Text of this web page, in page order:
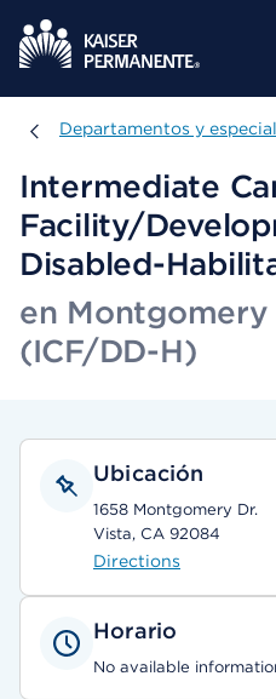
Departamentos y
Departamentos y
Intermediate
Facility/
Disabled-
en Montgomery
(ICF/DD-H)
Ubicación
1658 Montgomery Dr.
Vista, CA 92084
Directions
Horario
No available